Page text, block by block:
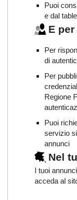
Puoi
e dal
E
Per
di
Per
Regione
Puoi
servizio
annunci
Nel
I tuoi
acceda al